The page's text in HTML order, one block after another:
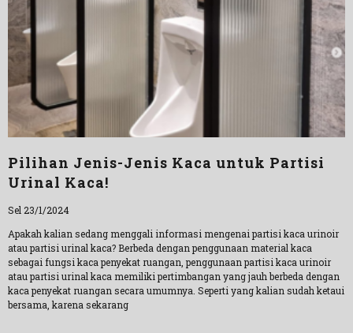
Pilihan Jenis-Jenis Kaca untuk Partisi
Urinal Kaca!
Sel 23/1/2024
Apakah kalian sedang menggali informasi mengenai partisi kaca urinoir
atau partisi urinal kaca? Berbeda dengan penggunaan material kaca
sebagai fungsi kaca penyekat ruangan, penggunaan partisi kaca urinoir
atau partisi urinal kaca memiliki pertimbangan yang jauh berbeda dengan
kaca penyekat ruangan secara umumnya. Seperti yang kalian sudah ketaui
bersama, karena sekarang